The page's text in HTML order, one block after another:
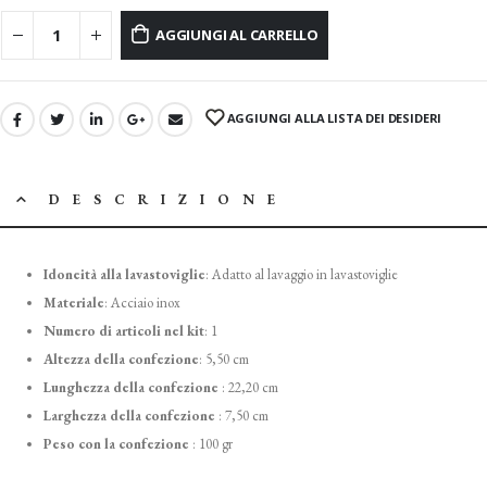
AGGIUNGI AL CARRELLO
AGGIUNGI ALLA LISTA DEI DESIDERI
DESCRIZIONE
Idoneità alla lavastoviglie: Adatto al lavaggio in lavastoviglie
Materiale: Acciaio inox
Numero di articoli nel kit: 1
Altezza della confezione: 5,50 cm
Lunghezza della confezione : 22,20 cm
Larghezza della confezione : 7,50 cm
Peso con la confezione : 100 gr